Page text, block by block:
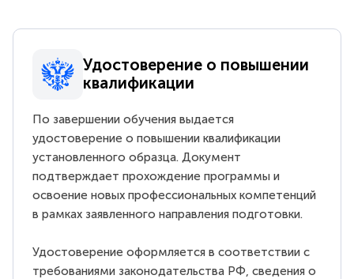
Удостоверение о повышении
квалификации
По завершении обучения выдается
удостоверение о повышении квалификации
установленного образца. Документ
подтверждает прохождение программы и
освоение новых профессиональных компетенций
в рамках заявленного направления подготовки.
Удостоверение оформляется в соответствии с
требованиями законодательства РФ, сведения о